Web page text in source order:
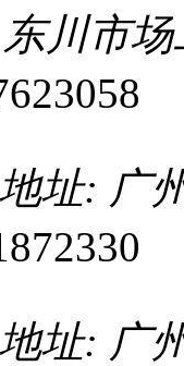
川市
地址: 广
地址: 广